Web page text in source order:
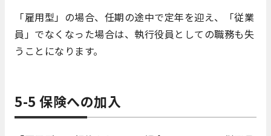
「雇用型」の場合、任期の途中で定年を迎え、「従業
員」でなくなった場合は、執行役員としての職務も失
うことになります。
5-5 保険への加入